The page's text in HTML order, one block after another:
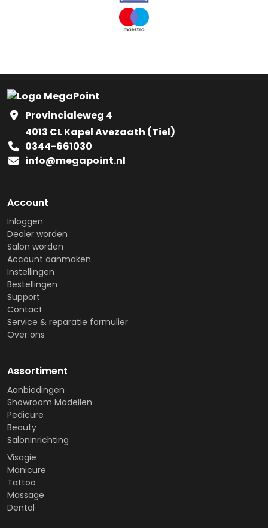
Provincialeweg 4
4013 CL Kapel Avezaath (Tiel)
0344-661030
info@megapoint.nl
Account
Inloggen
Dealer worden
Salon worden
Account aanmaken
Instellingen
Bestellingen
Support
Contact
Service & reparatie formulier
Over ons
Assortiment
Aanbiedingen
Showroom Modellen
Pedicure
Beauty
Saloninrichting
Visagie
Manicure
Tattoo
Massage
Dental